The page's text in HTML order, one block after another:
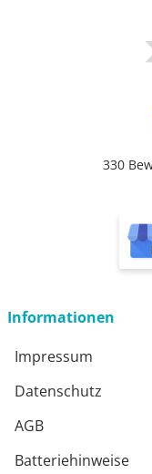
330
Informationen
Impressum
Datenschutz
AGB
Batteriehinweise